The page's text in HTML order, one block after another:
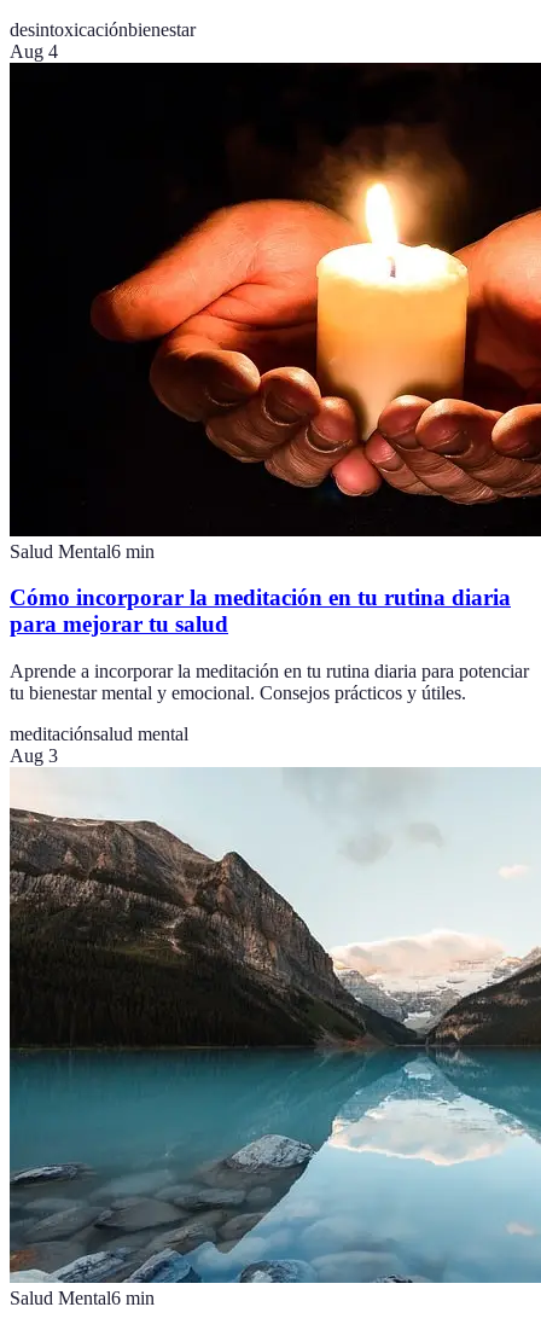
desintoxicaciónbienestar
Aug 4
Salud Mental6 min
Cómo incorporar la meditación en tu rutina diaria
para mejorar tu salud
Aprende a incorporar la meditación en tu rutina diaria para potenciar
tu bienestar mental y emocional. Consejos prácticos y útiles.
meditaciónsalud mental
Aug 3
Salud Mental6 min